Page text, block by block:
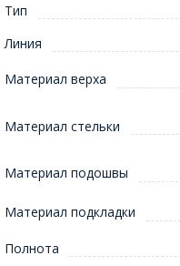
Тип
Линия
Материал верха
Материал стельки
Материал подошвы
Материал подкладки
Полнота